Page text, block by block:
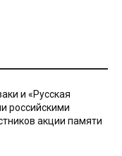
и «Русская
российскими
акции памяти